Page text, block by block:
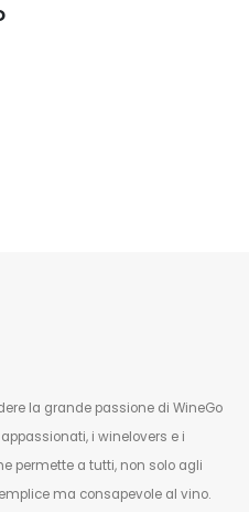
la grande passione di WineGo
i winelovers e i
permette a tutti, non solo agli
ma consapevole al vino.